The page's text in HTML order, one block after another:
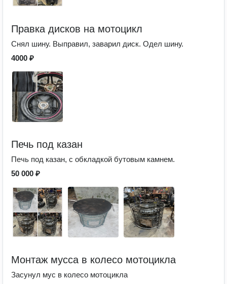
Правка дисков на мотоцикл
Снял шину. Выправил, заварил диск. Одел шину.
4000 ₽
Печь под казан
Печь под казан, с обкладкой бутовым камнем.
50 000 ₽
Монтаж мусса в колесо мотоцикла
Засунул мус в колесо мотоцикла